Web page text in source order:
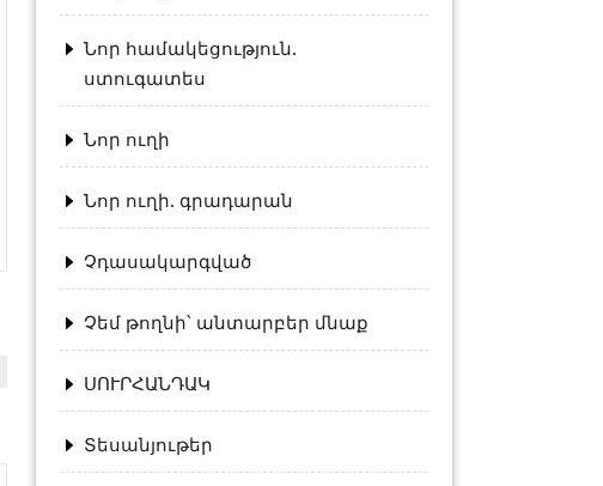
Նոր համակեցություն.
ստուգատես
Նոր ուղի
Նոր ուղի. գրադարան
Չդասակարգված
Չեմ թողնի՝ անտարբեր մնաք
ՍՈՒՐՀԱՆԴԱԿ
Տեսանյութեր